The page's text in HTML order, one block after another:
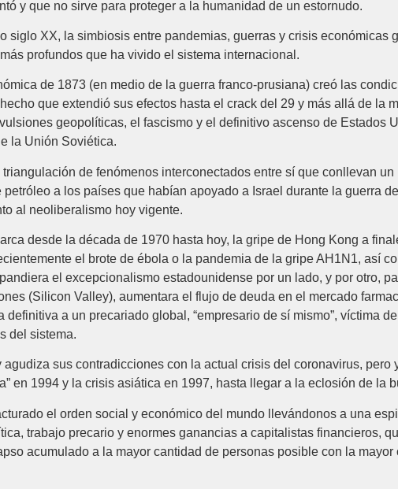
y que no sirve para proteger a la humanidad de un estornudo.
siglo XX, la simbiosis entre pandemias, guerras y crisis
profundos que ha vivido el sistema internacional.
de 1873 (en medio de la guerra franco-prusiana) creó las
que extendió sus efectos hasta el crack del 29 y más allá de la
geopolíticas, el fascismo y el definitivo ascenso de Estados
la Unión Soviética.
de fenómenos interconectados entre sí que conllevan
a los países que habían apoyado a Israel durante la guerra
al neoliberalismo hoy vigente.
desde la década de 1970 hasta hoy, la gripe de Hong Kong a
el brote de ébola o la pandemia de la gripe AH1N1, así
el excepcionalismo estadounidense por un lado, y por otro,
(Silicon Valley), aumentara el flujo de deuda en el mercado
definitiva a un precariado global, “empresario de sí mismo”, víctima
del sistema.
agudiza sus contradicciones con la actual crisis del coronavirus,
en 1994 y la crisis asiática en 1997, hasta llegar a la eclosión de la
el orden social y económico del mundo llevándonos a una
trabajo precario y enormes ganancias a capitalistas financieros,
acumulado a la mayor cantidad de personas posible con la